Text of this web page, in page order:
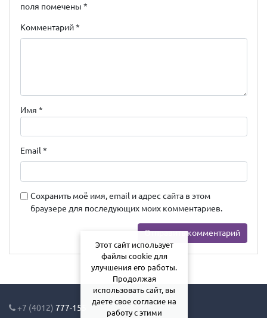
поля помечены *
Комментарий*
Имя *
Email*
Сохранить моё имя, email и адрес сайта в этом
браузере для последующих моих комментариев.
+7 (4012) 777-155
Этот сайт использует
файлы cookie для
улучшения его работы.
Продолжая
использовать сайт, вы
даете свое согласие на
работу с этими